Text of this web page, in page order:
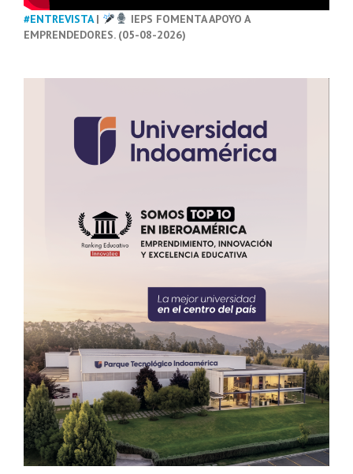
#ENTREVISTA|
IEPS FOMENTA APOYO A
EMPRENDEDORES. (05-08-2026)